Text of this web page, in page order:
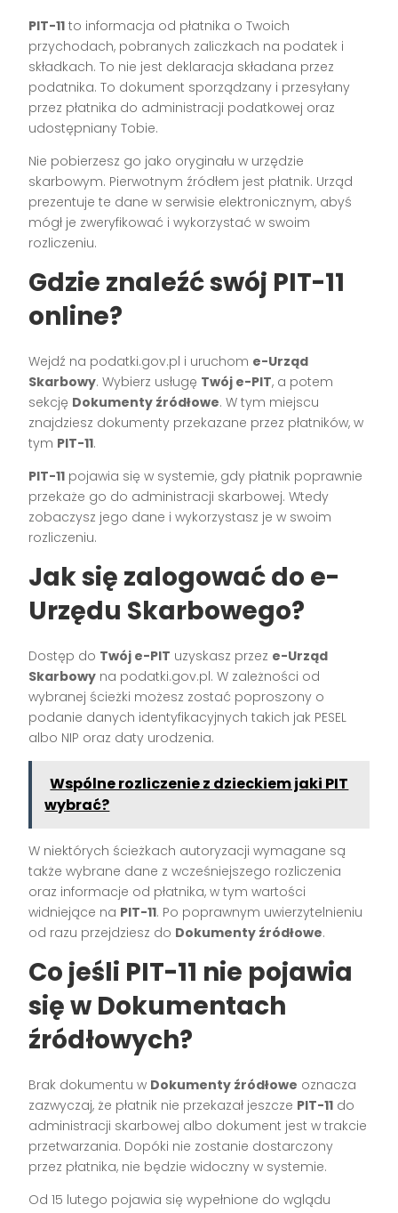
PIT-11 to informacja od płatnika o Twoich
przychodach, pobranych zaliczkach na podatek i
składkach. To nie jest deklaracja składana przez
podatnika. To dokument sporządzany i przesyłany
przez płatnika do administracji podatkowej oraz
udostępniany Tobie.
Nie pobierzesz go jako oryginału w urzędzie
skarbowym. Pierwotnym źródłem jest płatnik. Urząd
prezentuje te dane w serwisie elektronicznym, abyś
mógł je zweryfikować i wykorzystać w swoim
rozliczeniu.
Gdzie znaleźć swój PIT-11
online?
Wejdź na podatki.gov.pl i uruchom e-Urząd
Skarbowy. Wybierz usługę Twój e-PIT, a potem
sekcję Dokumenty źródłowe. W tym miejscu
znajdziesz dokumenty przekazane przez płatników, w
tym PIT-11.
PIT-11 pojawia się w systemie, gdy płatnik poprawnie
przekaże go do administracji skarbowej. Wtedy
zobaczysz jego dane i wykorzystasz je w swoim
rozliczeniu.
Jak się zalogować do e-
Urzędu Skarbowego?
Dostęp do Twój e-PIT uzyskasz przez e-Urząd
Skarbowy na podatki.gov.pl. W zależności od
wybranej ścieżki możesz zostać poproszony o
podanie danych identyfikacyjnych takich jak PESEL
albo NIP oraz daty urodzenia.
Wspólne rozliczenie z dzieckiem jaki PIT
wybrać?
W niektórych ścieżkach autoryzacji wymagane są
także wybrane dane z wcześniejszego rozliczenia
oraz informacje od płatnika, w tym wartości
widniejące na PIT-11. Po poprawnym uwierzytelnieniu
od razu przejdziesz do Dokumenty źródłowe.
Co jeśli PIT-11 nie pojawia
się w Dokumentach
źródłowych?
Brak dokumentu w Dokumenty źródłowe oznacza
zazwyczaj, że płatnik nie przekazał jeszcze PIT-11 do
administracji skarbowej albo dokument jest w trakcie
przetwarzania. Dopóki nie zostanie dostarczony
przez płatnika, nie będzie widoczny w systemie.
Od 15 lutego pojawia się wypełnione do wglądu